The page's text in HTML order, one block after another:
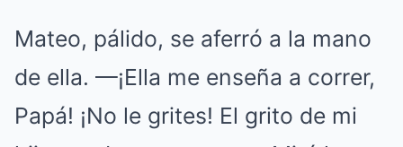
Mateo, pálido, se aferró a la mano
de ella. —¡Ella me enseña a correr,
Papá! ¡No le grites! El grito de mi